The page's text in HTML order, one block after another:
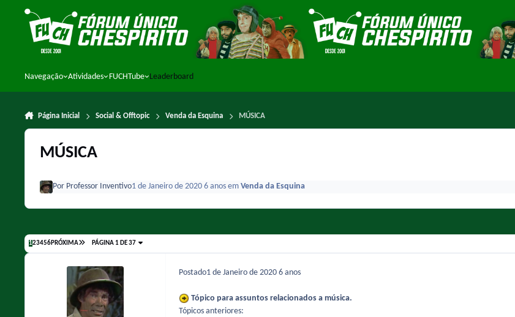
Ir para conteúdo
Navegação Atividades FUCHTube Leaderboard
Página Inicial Social & Offtopic Venda da Esquina MÚSICA
MÚSICA
Por Professor Inventivo1 de Janeiro de 2020 6 anos em Venda da Esquina
123456PRÓXIMA PÁGINA 1 DE 37
Postado1 de Janeiro de 2020 6 anos
Tópico para assuntos relacionados a música.
Tópicos anteriores: